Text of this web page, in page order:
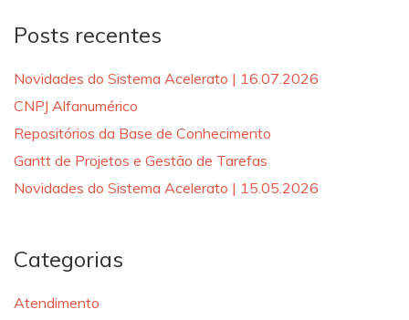
Posts recentes
Novidades do Sistema Acelerato | 16.07.2026
CNPJ Alfanumérico
Repositórios da Base de Conhecimento
Gantt de Projetos e Gestão de Tarefas
Novidades do Sistema Acelerato | 15.05.2026
Categorias
Atendimento